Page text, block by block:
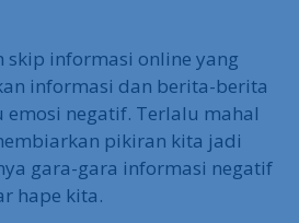
skip informasi online yang
informasi dan berita-berita
emosi negatif. Terlalu mahal
pikiran kita jadi
gara-gara informasi negatif
hape kita.